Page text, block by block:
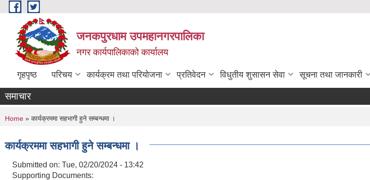
Skip to main content
जनकपुरधाम उपमहानगरपालिका
नगर कार्यपालिकाको कार्यालय
गृहपृष्ठ परिचय कार्यक्रम तथा परियोजना प्रतिवेदन विधुतीय शुसासन सेवा सूचना तथा जानकारी
समाचार
You are here
Home » कार्यक्रममा सहभागी हुने सम्बन्धमा ।
कार्यक्रममा सहभागी हुने सम्बन्धमा ।
Submitted on: Tue, 02/20/2024 - 13:42
Supporting Documents: